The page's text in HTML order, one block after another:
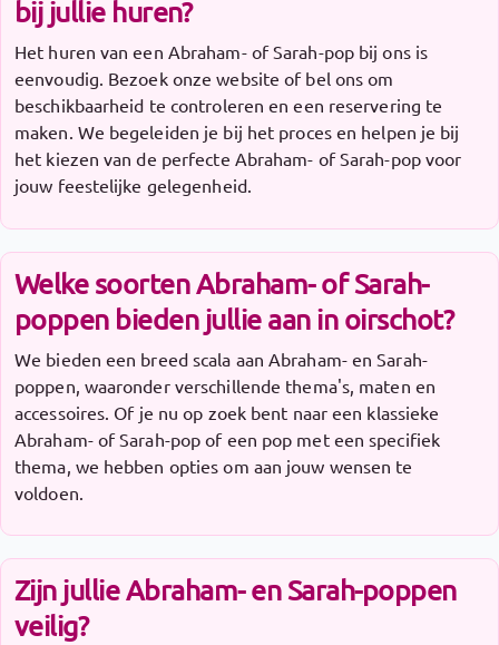
bij jullie huren?
Het huren van een Abraham- of Sarah-pop bij ons is
eenvoudig. Bezoek onze website of bel ons om
beschikbaarheid te controleren en een reservering te
maken. We begeleiden je bij het proces en helpen je bij
het kiezen van de perfecte Abraham- of Sarah-pop voor
jouw feestelijke gelegenheid.
Welke soorten Abraham- of Sarah-
poppen bieden jullie aan in oirschot?
We bieden een breed scala aan Abraham- en Sarah-
poppen, waaronder verschillende thema's, maten en
accessoires. Of je nu op zoek bent naar een klassieke
Abraham- of Sarah-pop of een pop met een specifiek
thema, we hebben opties om aan jouw wensen te
voldoen.
Zijn jullie Abraham- en Sarah-poppen
veilig?